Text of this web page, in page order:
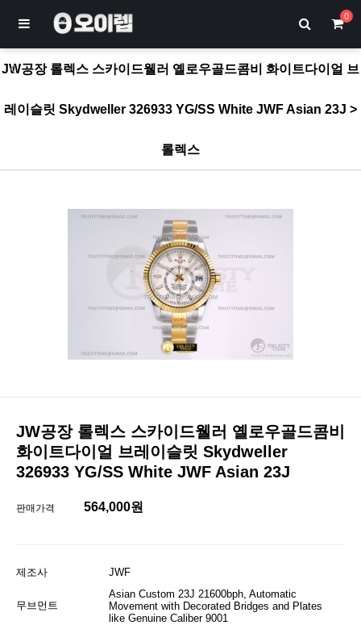
0
JW공장 롤렉스 스카이드웰러 옐로우골드콤비 화이트다이얼 브
레이슬릿 Skydweller 326933 YG/SS White JWF Asian 23J >
롤렉스
JW공장 롤렉스 스카이드웰러 옐로우골드콤비
화이트다이얼 브레이슬릿 Skydweller
326933 YG/SS White JWF Asian 23J
판매가격 564,000원
제조사 JWF
무브먼트
Asian Custom 23J 21600bph, Automatic
Movement with Decorated Bridges and Plates
like Genuine Caliber 9001